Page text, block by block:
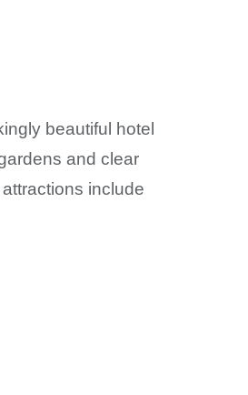
beautiful hotel
and clear
include